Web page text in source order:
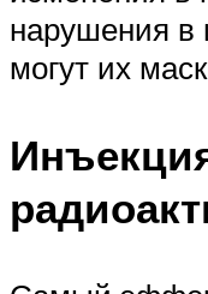
нарушения в
могут их